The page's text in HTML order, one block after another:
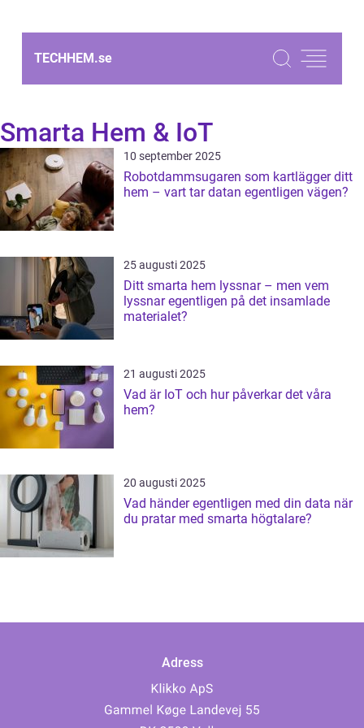
TECHHEM.se
Smarta Hem & IoT
10 september 2025
Robotdammsugaren som kartlägger ditt
hem – vart tar datan egentligen vägen?
25 augusti 2025
Ditt smarta hem lyssnar – men vem
lyssnar egentligen på det insamlade
materialet?
21 augusti 2025
Vad är IoT och hur påverkar det våra
hem?
20 augusti 2025
Vad händer egentligen med din data när
du pratar med smarta högtalare?
Adress